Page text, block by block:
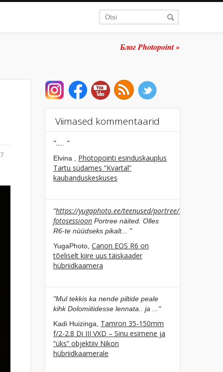
Блог Photopoint »
Viimased kommentaarid
"…. "
Elvina , Photopointi esinduskauplus
Tartu südames “Kvartal”
kaubanduskeskuses
"https://yugaphoto.ee/teenused/portree/individuaalne-
fotosessioonPortree näited. Olles
R6-te nüüdseks pikalt... "
YugaPhoto, Canon EOS R6 on
tõeliselt kiire uus täiskaader
hübriidkaamera
"Mul tekkis ka nende piltide peale
kihk Dolomiitidesse lennata.. ja ..."
Kadi Huizinga, Tamron 35-150mm
f/2-2.8 Di III VXD – Sinu esimene ja
“üks” objektiiv Nikon
hübriidkaamerale